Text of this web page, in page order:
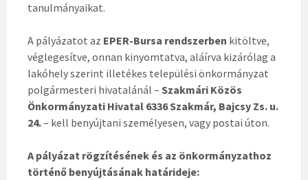
tanulmányaikat.
A pályázatot az EPER-Bursa rendszerben kitöltve,
véglegesítve, onnan kinyomtatva, aláírva kizárólag a
lakóhely szerint illetékes települési önkormányzat
polgármesteri hivatalánál – Szakmári Közös
Önkormányzati Hivatal 6336 Szakmár, Bajcsy Zs. u.
24.– kell benyújtani személyesen, vagy postai úton.
A pályázat rögzítésének és az önkormányzathoz
történő benyújtásának határideje: